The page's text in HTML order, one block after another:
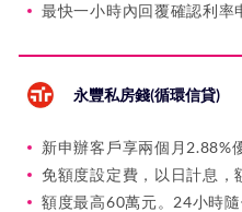
最快一小時內回覆確認利率
永豐私房錢(循環信貸)
新申辦客戶享兩個月2.88%
免額度設定費，以日計息，
額度最高60萬元。24小時